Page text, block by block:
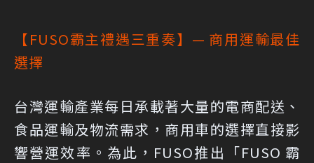
【FUSO霸主禮遇三重奏】— 商用運輸最佳
選擇
台灣運輸產業每日承載著大量的電商配送、
食品運輸及物流需求，商用車的選擇直接影
響營運效率。為此，FUSO推出「FUSO 霸